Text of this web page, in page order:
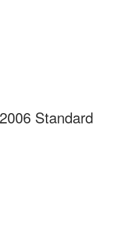
Standard